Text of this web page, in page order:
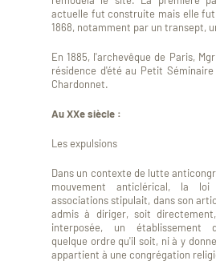
actuelle fut construite mais elle fut
1868, notamment par un transept,
En 1885, l'archevêque de Paris,
résidence d'été au Petit
Chardonnet.
Au XXe siècle :
Les expulsions
Dans un contexte de lutte
mouvement anticlérical, la
associations stipulait, dans son
admis à diriger, soit
interposée, un établissement
quelque ordre qu'il soit, ni à y
appartient à une congrégation